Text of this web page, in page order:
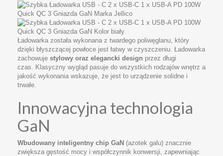
Ładowarka została wykonana z twardego poliwęglanu, który
dzięki błyszczącej powłoce jest łatwy w czyszczeniu. Ładowarka
zachowuje stylowy oraz elegancki design przez długi
czas. Klasyczny wygląd pasuje do wszystkich rodzajów wnętrz a
jakość wykonania wskazuje, że jest to urządzenie solidne i
trwałe.
Innowacyjna technologia
GaN
Wbudowany inteligentny chip GaN (azotek galu) znacznie
zwiększa gęstość mocy i współczynnik konwersji, zapewniając